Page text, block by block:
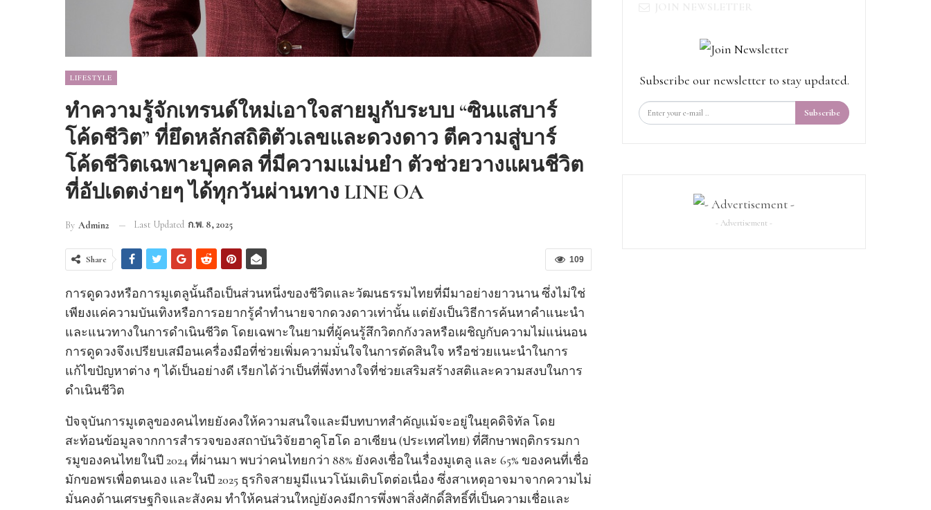
LIFESTYLE​
ทำความรู้จักเทรนด์ใหม่เอาใจสายมูกับระบบ “ซินแสบาร์
โค้ดชีวิต” ที่ยึดหลักสถิติตัวเลขและดวงดาว ตีความสู่บาร์
โค้ดชีวิตเฉพาะบุคคล ที่มีความแม่นยำ ตัวช่วยวางแผนชีวิต
ที่อัปเดตง่ายๆ ได้ทุกวันผ่านทาง LINE OA
By Admin2 Last Updated ก.พ. 8, 2025
109
Share
การดูดวงหรือการมูเตลูนั้นถือเป็นส่วนหนึ่งของชีวิตและวัฒนธรรมไทยที่มีมาอย่างยาวนาน ซึ่งไม่ใช่
เพียงแค่ความบันเทิงหรือการอยากรู้คำทำนายจากดวงดาวเท่านั้น แต่ยังเป็นวิธีการค้นหาคำแนะนำ
และแนวทางในการดำเนินชีวิต โดยเฉพาะในยามที่ผู้คนรู้สึกวิตกกังวลหรือเผชิญกับความไม่แน่นอน
การดูดวงจึงเปรียบเสมือนเครื่องมือที่ช่วยเพิ่มความมั่นใจในการตัดสินใจ หรือช่วยแนะนำในการ
แก้ไขปัญหาต่าง ๆ ได้เป็นอย่างดี เรียกได้ว่าเป็นที่พึ่งทางใจที่ช่วยเสริมสร้างสติและความสงบในการ
ดำเนินชีวิต
ปัจจุบันการมูเตลูของคนไทยยังคงให้ความสนใจและมีบทบาทสำคัญแม้จะอยู่ในยุคดิจิทัล โดย
สะท้อนข้อมูลจากการสำรวจของสถาบันวิจัยฮาคูโฮโด อาเซียน (ประเทศไทย) ที่ศึกษาพฤติกรรมกา
รมูของคนไทยในปี 2024 ที่ผ่านมา พบว่าคนไทยกว่า 88% ยังคงเชื่อในเรื่องมูเตลู และ 65% ของคนที่เชื่อ
มักขอพรเพื่อตนเอง และในปี 2025 ธุรกิจสายมูมีแนวโน้มเติบโตต่อเนื่อง ซึ่งสาเหตุอาจมาจากความไม่
มั่นคงด้านเศรษฐกิจและสังคม ทำให้คนส่วนใหญ่ยังคงมีการพึ่งพาสิ่งศักดิ์สิทธิ์ที่เป็นความเชื่อและ
Subscribe our newsletter to stay updated.
Subscribe
- Advertisement -